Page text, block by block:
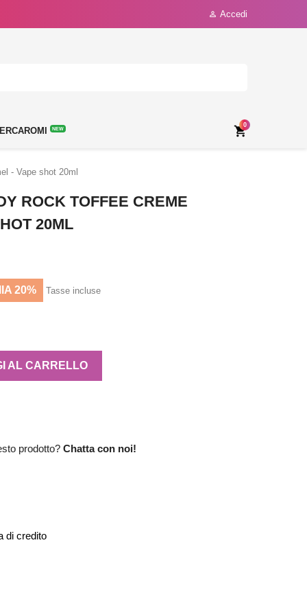
 Accedi
NEW 
0
- Vape shot 20ml
ROCK TOFFEE CREME
20ML
20% Tasse incluse
AL CARRELLO
prodotto? Chatta con noi!
di credito